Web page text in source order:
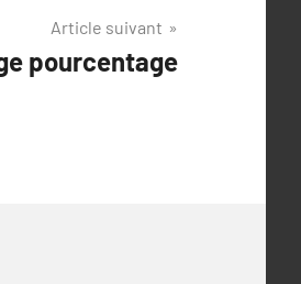
Article suivant
pourcentage